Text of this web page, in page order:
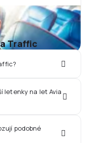
Traffic
letenky na let Avia
podobné